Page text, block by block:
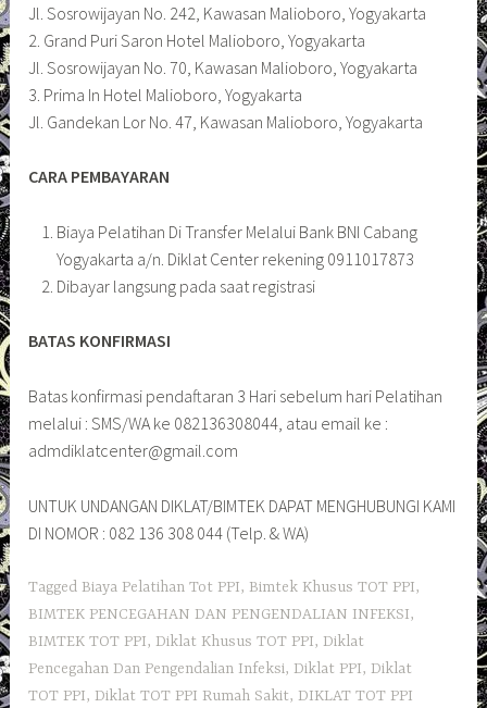
Jl. Sosrowijayan No. 242, Kawasan Malioboro, Yogyakarta
2. Grand Puri Saron Hotel Malioboro, Yogyakarta
Jl. Sosrowijayan No. 70, Kawasan Malioboro, Yogyakarta
3. Prima In Hotel Malioboro, Yogyakarta
Jl. Gandekan Lor No. 47, Kawasan Malioboro, Yogyakarta
CARA PEMBAYARAN
Biaya Pelatihan Di Transfer Melalui Bank BNI Cabang
Yogyakarta a/n. Diklat Center rekening 0911017873
Dibayar langsung pada saat registrasi
BATAS KONFIRMASI
Batas konfirmasi pendaftaran 3 Hari sebelum hari Pelatihan
melalui : SMS/WA ke 082136308044, atau email ke :
admdiklatcenter@gmail.com
UNTUK UNDANGAN DIKLAT/BIMTEK DAPAT MENGHUBUNGI KAMI
DI NOMOR : 082 136 308 044 (Telp. & WA)
Tagged Biaya Pelatihan Tot PPI, Bimtek Khusus TOT PPI,
BIMTEK PENCEGAHAN DAN PENGENDALIAN INFEKSI,
BIMTEK TOT PPI,Diklat Khusus TOT PPI,Diklat
Pencegahan Dan Pengendalian Infeksi,Diklat PPI,Diklat
TOT PPI,Diklat TOT PPI Rumah Sakit,DIKLAT TOT PPI